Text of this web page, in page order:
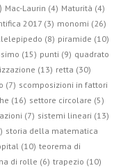
Mac-Laurin (4) Maturità (4)
2017 (3) monomi (26)
(8) piramide (10)
(15) punti (9) quadrato
(13) retta (30)
(7) scomposizioni in fattori
(16) settore circolare (5)
(7) sistemi lineari (13)
storia della matematica
(10) teorema di
di rolle (6) trapezio (10)